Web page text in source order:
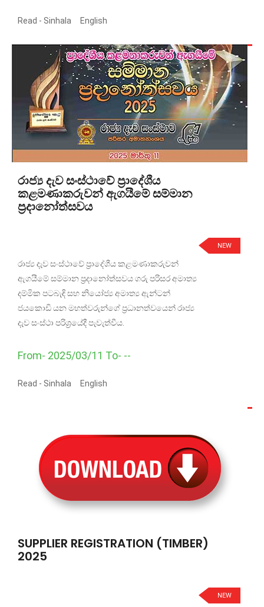
Read - Sinhala English
රාජ්‍ය දැව සංස්ථාවේ ප්‍රාදේශීය
කළමණාකරුවන් ඇගයීමේ සම්මාන
ප්‍රදානෝත්සවය
NEW
රාජ්‍ය දැව සංස්ථාවේ ප්‍රාදේශීය කළමණාකරුවන්
ඇගයීමේ සම්මාන ප්‍රදානෝත්සවය ගරු පරිසර අමාත්‍ය
දම්මික පටබැඳි සහ නියෝජ්‍ය අමාත්‍ය ඇන්ටන්
ජයකොඩි යන මහත්වරුන්ගේ ප්‍රධානත්වයෙන් රාජ්‍ය
දැව සංස්ථා පරිශ්‍රයේදී පැවැත්වීය.
From- 2025/03/11 To- --
Read - Sinhala English
SUPPLIER REGISTRATION (TIMBER)
2025
NEW